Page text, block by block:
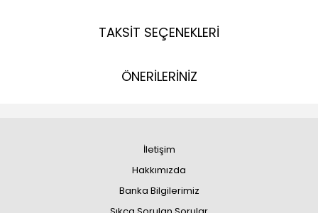
TAKSİT SEÇENEKLERİ
ÖNERİLERİNİZ
İletişim
Hakkımızda
Banka Bilgilerimiz